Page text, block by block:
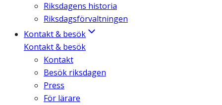
Riksdagens historia
Riksdagsförvaltningen
Kontakt & besök
Kontakt & besök
Kontakt
Besök riksdagen
Press
För lärare